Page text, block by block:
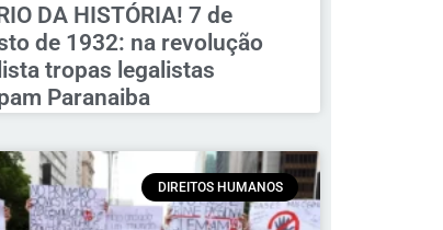
DA HISTÓRIA! 7 de
de 1932: na revolução
tropas legalistas
Paranaiba
DIREITOS HUMANOS